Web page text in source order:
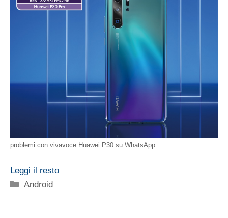
problemi con vivavoce Huawei P30 su WhatsApp
Leggi il resto
Categorie
Android